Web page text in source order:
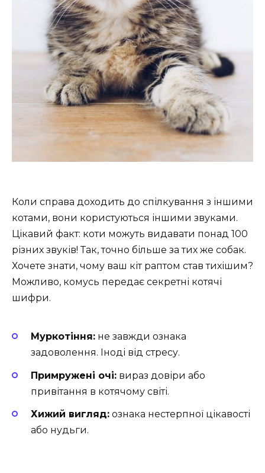
Коли справа доходить до спілкування з іншими
котами, вони користуються іншими звуками.
Цікавий факт: коти можуть видавати понад 100
різних звуків! Так, точно більше за тих же собак.
Хочете знати, чому ваш кіт раптом став тихішим?
Можливо, комусь передає секретні котячі
шифри.
Муркотіння: не завжди ознака
задоволення. Іноді від стресу.
Примружені очі: вираз довіри або
привітання в котячому світі.
Хижий вигляд: ознака нестерпної цікавості
або нудьги.